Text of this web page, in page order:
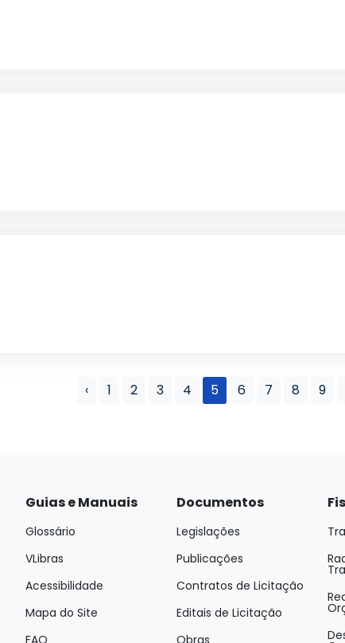
‹ 1 2 3 4 5 6 7 8 9
Guias e Manuais
Glossário
VLibras
Acessibilidade
Mapa do Site
FAQ
Documentos
Legislações
Publicações
Contratos de Licitação
Editais de Licitação
Obras